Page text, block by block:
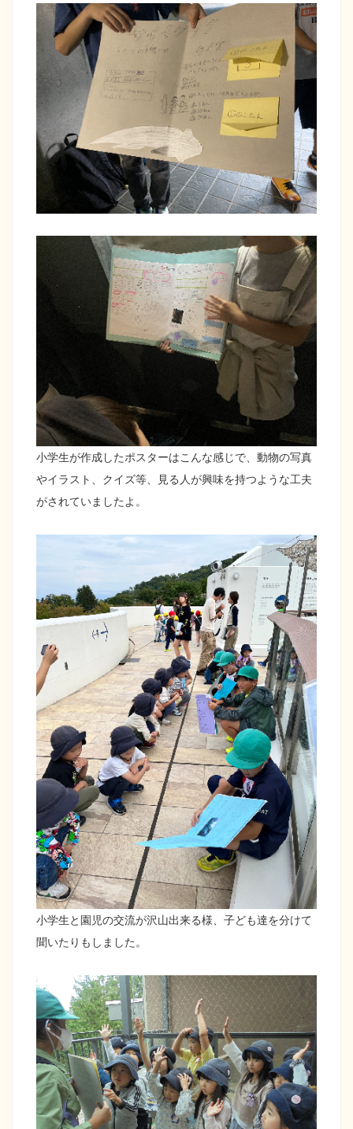
小学生が作成したポスターはこんな感じで、動物の写真
やイラスト、クイズ等、見る人が興味を持つような工夫
がされていましたよ。
小学生と園児の交流が沢山出来る様、子ども達を分けて
聞いたりもしました。